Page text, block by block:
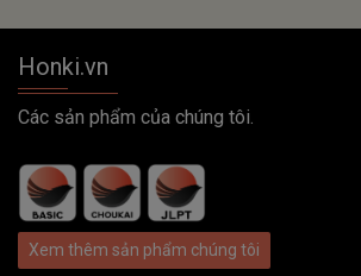
Honki.vn
Các sản phẩm của chúng tôi.
Xem thêm sản phẩm chúng tôi